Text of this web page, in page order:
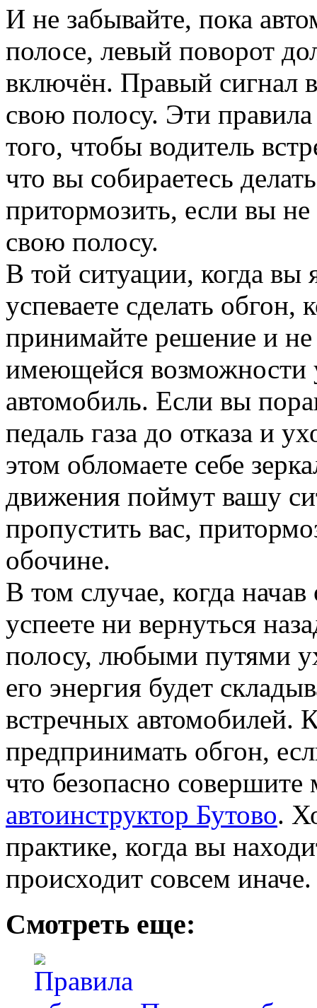
И не забывайте, пока
полосе, левый поворот
включён. Правый сигнал
свою полосу. Эти
того, чтобы водитель
что вы собираетесь
притормозить, если вы не
свою полосу.
В той ситуации, когда вы
успеваете сделать
принимайте решение и
имеющейся возможности
автомобиль. Если вы
педаль газа до отказа и
этом обломаете себе
движения поймут вашу
пропустить вас,
обочине.
В том случае, когда
успеете ни вернуться
полосу, любыми путями
его энергия будет
встречных автомобилей.
предпринимать обгон,
что безопасно
автоинструктор Бутово.
практике, когда вы
происходит совсем иначе.
Смотреть еще: